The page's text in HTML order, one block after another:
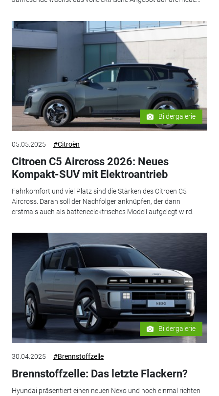
Bildergalerie
05.05.2025 #Citroën
Citroen C5 Aircross 2026: Neues
Kompakt-SUV mit Elektroantrieb
Fahrkomfort und viel Platz sind die Stärken des Citroen C5
Aircross. Daran soll der Nachfolger anknüpfen, der dann
erstmals auch als batterieelektrisches Modell aufgelegt wird.
Bildergalerie
30.04.2025 #Brennstoffzelle
Brennstoffzelle: Das letzte Flackern?
Hyundai präsentiert einen neuen Nexo und noch einmal richten